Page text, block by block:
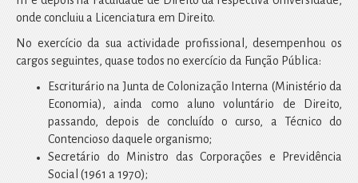
onde concluiu a Licenciatura em Direito.
No exercício da sua actividade profissional, desempenhou os
cargos seguintes, quase todos no exercício da Função Pública:
Escriturário na Junta de Colonização Interna (Ministério da
Economia), ainda como aluno voluntário de Direito,
passando, depois de concluído o curso, a Técnico do
Contencioso daquele organismo;
Secretário do Ministro das Corporações e Previdência
Social (1961 a 1970);